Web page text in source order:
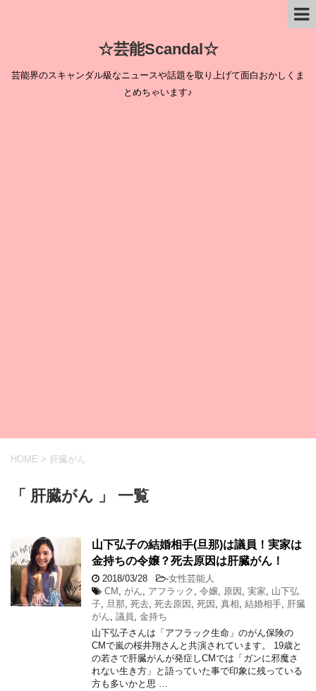
☆芸能Scandal☆
芸能界のスキャンダル級なニュースや話題を取り上げて面白おかしくま
とめちゃいます♪
HOME > 肝臓がん
「 肝臓がん 」 一覧
山下弘子の結婚相手(旦那)は議員！実家は
金持ちの令嬢？死去原因は肝臓がん！
2018/03/28 -女性芸能人
CM
がん アフラック 令嬢 原因 実家
山下弘
子
旦那 死去 死去原因 死因 真相 結婚相手 肝臓
がん 議員
金持ち
山下弘子さんは「アフラック生命」のがん保険の
CMで嵐の桜井翔さんと共演されています。 19歳と
の若さで肝臓がんが発症しCMでは「ガンに邪魔さ
れない生き方」と語っていた事で印象に残っている
方も多いかと思 …